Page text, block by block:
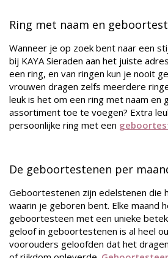
Ring met naam en
Wanneer je op zoek bent naar een
bij KAYA Sieraden aan het juiste
een ring, en van ringen kun je nooit
vrouwen dragen zelfs meerdere
leuk is het om een ring met naam en
assortiment toe te voegen? Extra
persoonlijke ring met een
De geboortestenen per
Geboortestenen zijn edelstenen die
waarin je geboren bent. Elke maand
geboortesteen met een unieke
geloof in geboortestenen is al heel
voorouders geloofden dat het